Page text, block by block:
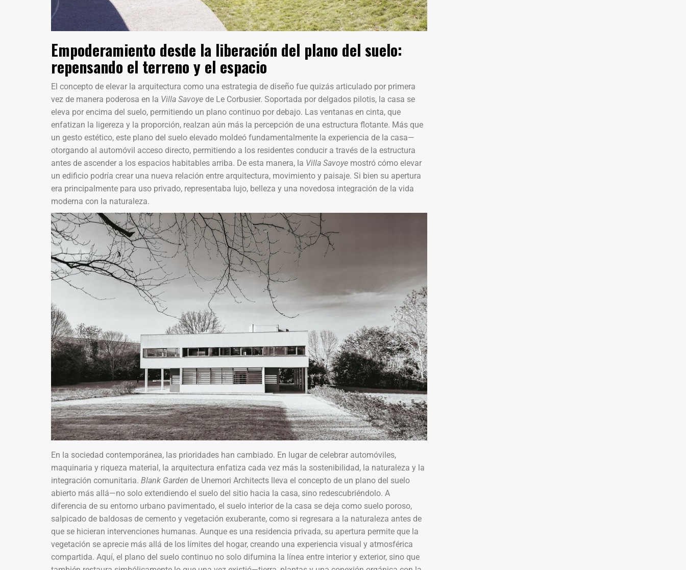
Empoderamiento desde la liberación del plano del suelo:
repensando el terreno y el espacio
El concepto de elevar la arquitectura como una estrategia de diseño fue quizás articulado por primera
vez de manera poderosa en la Villa Savoyede Le Corbusier. Soportada por delgados pilotis, la casa se
eleva por encima del suelo, permitiendo un plano continuo por debajo. Las ventanas en cinta, que
enfatizan la ligereza y la proporción, realzan aún más la percepción de una estructura flotante. Más que
un gesto estético, este plano del suelo elevado moldeó fundamentalmente la experiencia de la casa—
otorgando al automóvil acceso directo, permitiendo a los residentes conducir a través de la estructura
antes de ascender a los espacios habitables arriba. De esta manera, la Villa Savoyemostró cómo elevar
un edificio podría crear una nueva relación entre arquitectura, movimiento y paisaje. Si bien su apertura
era principalmente para uso privado, representaba lujo, belleza y una novedosa integración de la vida
moderna con la naturaleza.
En la sociedad contemporánea, las prioridades han cambiado. En lugar de celebrar automóviles,
maquinaria y riqueza material, la arquitectura enfatiza cada vez más la sostenibilidad, la naturaleza y la
integración comunitaria. Blank Garden de Unemori Architects lleva el concepto de un plano del suelo
abierto más allá—no solo extendiendo el suelo del sitio hacia la casa, sino redescubriéndolo. A
diferencia de su entorno urbano pavimentado, el suelo interior de la casa se deja como suelo poroso,
salpicado de baldosas de cemento y vegetación exuberante, como si regresara a la naturaleza antes de
que se hicieran intervenciones humanas. Aunque es una residencia privada, su apertura permite que la
vegetación se aprecie más allá de los límites del hogar, creando una experiencia visual y atmosférica
compartida. Aquí, el plano del suelo continuo no solo difumina la línea entre interior y exterior, sino que